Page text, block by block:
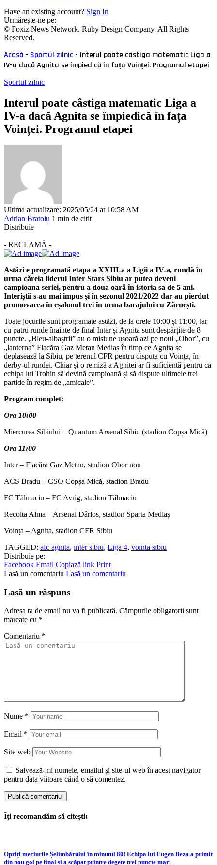
Have an existing account? Sign In
Urmărește-ne pe:
© Foxiz News Network. Ruby Design Company. All Rights
Reserved.
Acasă - Sportul zilnic - Interul poate câstiga matematic Liga a
IV-a dacă Agnita se împiedică în fața Voinței. Programul etapei
Sportul zilnic
Interul poate câstiga matematic Liga a
IV-a dacă Agnita se împiedică în fața
Voinței. Programul etapei
Ultima actualizare: 2025/05/24 at 10:58 AM
Adrian Bratoiu 1 min de citit
Distribuie
- RECLAMĂ -
Astăzi e programată etapa a XXIII-a a Ligii a IV-a, rundă în
urma căreia liderul Inter Stars Sibiu ar putea deveni
campioana seriei, pentru a doua oară în istoria sa de 5 ani.
Interiștii s-au mai impus și în sezonul 2021/2022 dar au pierdut
promovarea în eșalonul trei în urma barajului cu Zărnești.
Toate jocurile sunt programate astăzi, de la orele 10:00 și 11:00, iar
cu patru runde înainte de final Inter și Agnita sunt despărțite de 8
puncte. „Bleu-albaștrii” au o misiune ușoară azi pe noul „Obor”, cu
„lanterna” Flacăra Gaz Metan Mediaș în timp ce Agnita se
deplasează la Sibiu, pe terenul CFR pentru disputa cu Voința, în
derby-ul rundei. Chiar și o remiză a Agnitei ar fi suficientă pentru ca
echipa lui Trohin să devină campioană și să dispute ultimele trei
partide în regim de „amicale”.
Program complet:
Ora 10:00
Miercurea Sibiului – Quantum Arsenal Sibiu (stadion Copșa Mică)
Ora 11:00
Inter – Flacăra Gaz Metan, stadion Obor nou
ACS Bradu – CSO Copșa Mică, stadion Bradu
FC Tălmaciu – FC Avrig, stadion Tălmaciu
Recolta Alma – Arsenal Dârlos, stadion Sparta Mediaș
Voința – Agnita, stadion CFR Sibiu
TAGGED: afc agnita, inter sibiu, Liga 4, vointa sibiu
Distribuie pe:
Facebook Email Copiază link Print
Lasă un comentariu Lasă un comentariu
Lasă un răspuns
Adresa ta de email nu va fi publicată. Câmpurile obligatorii sunt
marcate cu *
Comentariu *
Nume *
Email *
Site web
Salvează-mi numele, emailul și site-ul web în acest navigator
pentru data viitoare când o să comentez.
Îți recomandăm să citești:
Opriți meciurile Șelimbărului în minutul 80! Echipa lui Eugen Beza a primit
din nou gol pe final și a scăpat printre degete trei puncte mari